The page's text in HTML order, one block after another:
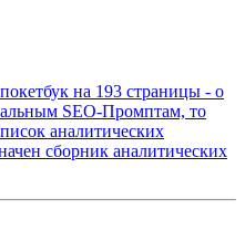
на 193 страницы - о
SEO-Промптам, то
аналитических
сборник аналитических